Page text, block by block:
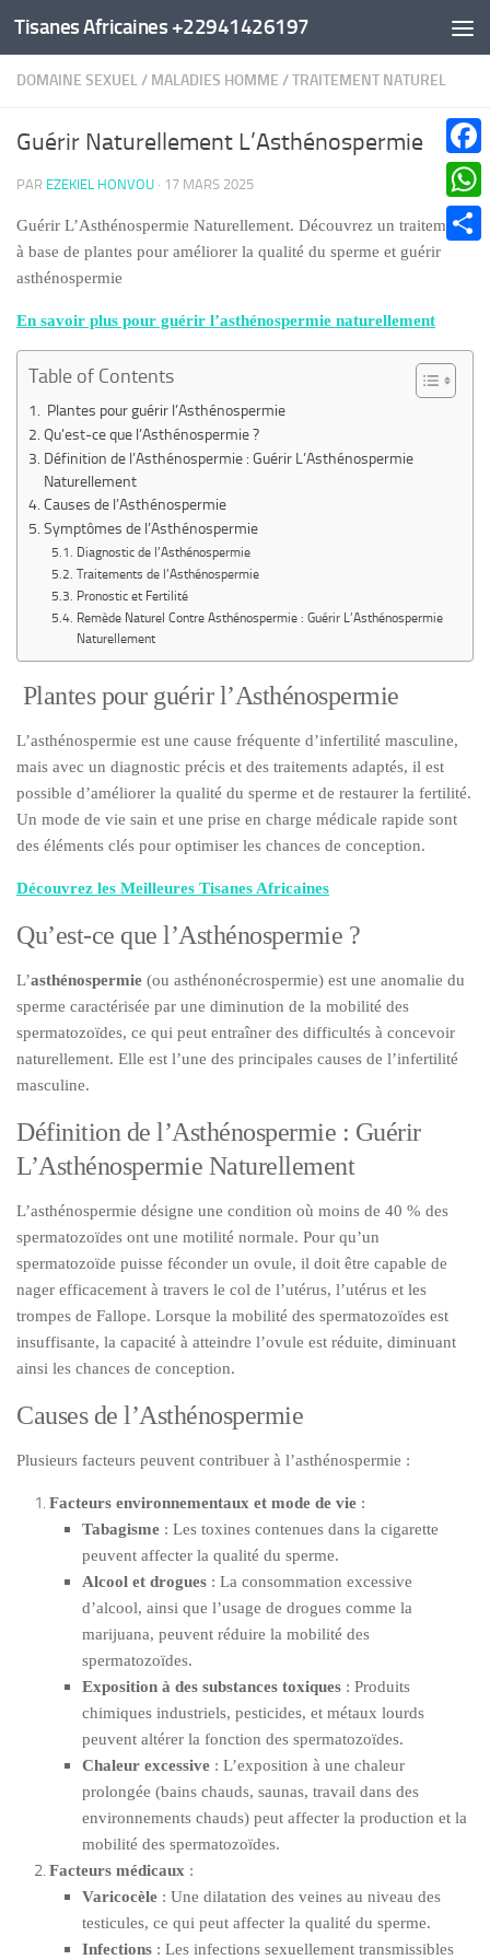
Au dessous du contenu
Tisanes Africaines +22941426197
DOMAINE SEXUEL/ MALADIES HOMME /TRAITEMENT NATUREL
Guérir Naturellement L’Asthénospermie
PAR EZEKIEL HONVOU · 17 MARS 2025
Guérir L’Asthénospermie Naturellement. Découvrez un traitement
à base de plantes pour améliorer la qualité du sperme et guérir
asthénospermie
En savoir plus pour guérir l’asthénospermie naturellement
Table of Contents
Plantes pour guérir l’Asthénospermie
Qu’est-ce que l’Asthénospermie ?
Définition de l’Asthénospermie : Guérir L’Asthénospermie
Naturellement
Causes de l’Asthénospermie
Symptômes de l’Asthénospermie
Diagnostic de l’Asthénospermie
Traitements de l’Asthénospermie
Pronostic et Fertilité
Remède Naturel Contre Asthénospermie : Guérir L’Asthénospermie
Naturellement
Plantes pour guérir l’Asthénospermie
L’asthénospermie est une cause fréquente d’infertilité masculine,
mais avec un diagnostic précis et des traitements adaptés, il est
possible d’améliorer la qualité du sperme et de restaurer la fertilité.
Un mode de vie sain et une prise en charge médicale rapide sont
des éléments clés pour optimiser les chances de conception.
Découvrez les Meilleures Tisanes Africaines
Qu’est-ce que l’Asthénospermie ?
L’asthénospermie (ou asthénonécrospermie) est une anomalie du
sperme caractérisée par une diminution de la mobilité des
spermatozoïdes, ce qui peut entraîner des difficultés à concevoir
naturellement. Elle est l’une des principales causes de l’infertilité
masculine.
Définition de l’Asthénospermie : Guérir
L’Asthénospermie Naturellement
L’asthénospermie désigne une condition où moins de 40 % des
spermatozoïdes ont une motilité normale. Pour qu’un
spermatozoïde puisse féconder un ovule, il doit être capable de
nager efficacement à travers le col de l’utérus, l’utérus et les
trompes de Fallope. Lorsque la mobilité des spermatozoïdes est
insuffisante, la capacité à atteindre l’ovule est réduite, diminuant
ainsi les chances de conception.
Causes de l’Asthénospermie
Plusieurs facteurs peuvent contribuer à l’asthénospermie :
Facteurs environnementaux et mode de vie :
Tabagisme : Les toxines contenues dans la cigarette
peuvent affecter la qualité du sperme.
Alcool et drogues : La consommation excessive
d’alcool, ainsi que l’usage de drogues comme la
marijuana, peuvent réduire la mobilité des
spermatozoïdes.
Exposition à des substances toxiques : Produits
chimiques industriels, pesticides, et métaux lourds
peuvent altérer la fonction des spermatozoïdes.
Chaleur excessive : L’exposition à une chaleur
prolongée (bains chauds, saunas, travail dans des
environnements chauds) peut affecter la production et la
mobilité des spermatozoïdes.
Facteurs médicaux :
Varicocèle : Une dilatation des veines au niveau des
testicules, ce qui peut affecter la qualité du sperme.
Infections : Les infections sexuellement transmissibles